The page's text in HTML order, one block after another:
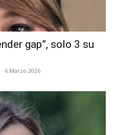
gap”, solo 3 su
- 6 Marzo 2026